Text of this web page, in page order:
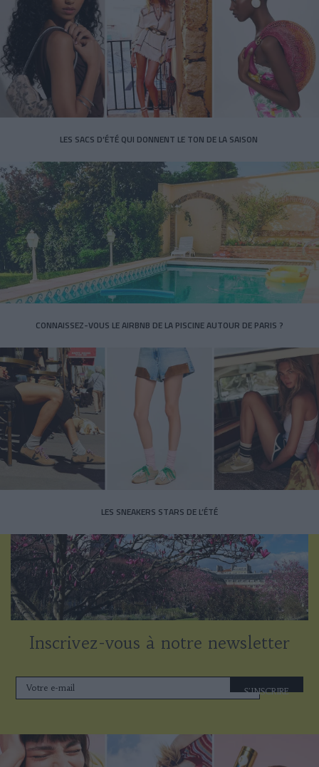
LES SACS D’ÉTÉ QUI DONNENT LE TON DE LA SAISON
CONNAISSEZ-VOUS LE AIRBNB DE LA PISCINE AUTOUR DE PARIS ?
LES SNEAKERS STARS DE L’ÉTÉ
Inscrivez-vous à notre newsletter
S'INSCRIRE